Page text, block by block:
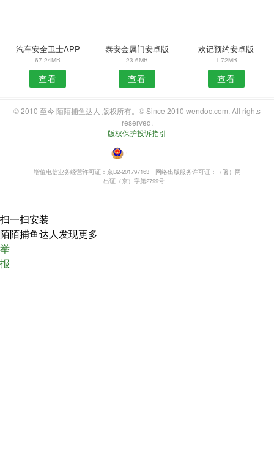
汽车安全卫士APP
67.24MB
查看
泰安金属门安卓版
23.6MB
查看
欢记预约安卓版
1.72MB
查看
© 2010 至今 陌陌捕鱼达人 版权所有。© Since 2010 wendoc.com. All rights
reserved.
版权保护投诉指引
・
增值电信业务经营许可证：京B2-201797163
网络出版服务许可证：（署）网
出证（京）字第2799号
扫一扫安装
陌陌捕鱼达人发现更多
举
报